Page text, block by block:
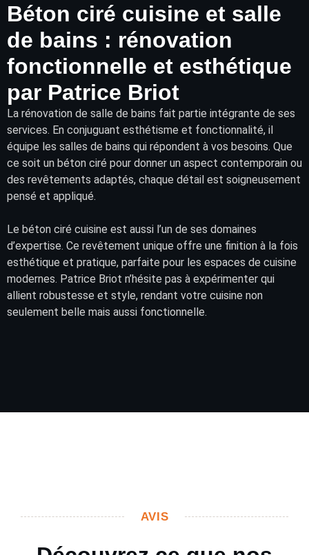
Béton ciré cuisine et salle
de bains : rénovation
fonctionnelle et esthétique
par Patrice Briot
La rénovation de salle de bains fait partie intégrante de ses
services. En conjuguant esthétisme et fonctionnalité, il
équipe les salles de bains qui répondent à vos besoins. Que
ce soit un béton ciré pour donner un aspect contemporain ou
des revêtements adaptés, chaque détail est soigneusement
pensé et appliqué.
Le béton ciré cuisine est aussi l’un de ses domaines
d’expertise. Ce revêtement unique offre une finition à la fois
esthétique et pratique, parfaite pour les espaces de cuisine
modernes. Patrice Briot n’hésite pas à expérimenter qui
allient robustesse et style, rendant votre cuisine non
seulement belle mais aussi fonctionnelle.
AVIS